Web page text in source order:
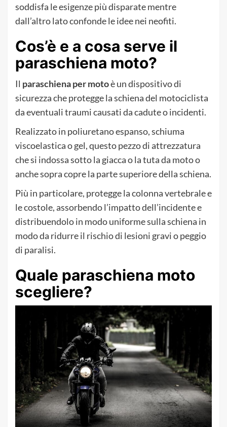
soddisfa le esigenze più disparate mentre
dall’altro lato confonde le idee nei neofiti.
Cos’è e a cosa serve il
paraschiena moto?
Il paraschiena per motoè un dispositivo di
sicurezza che protegge la schiena del motociclista
da eventuali traumi causati da cadute o incidenti.
Realizzato in poliuretano espanso, schiuma
viscoelastica o gel, questo pezzo di attrezzatura
che si indossa sotto la giacca o la tuta da moto o
anche sopra copre la parte superiore della schiena.
Più in particolare, protegge la colonna vertebrale e
le costole, assorbendo l’impatto dell’incidente e
distribuendolo in modo uniforme sulla schiena in
modo da ridurre il rischio di lesioni gravi o peggio
di paralisi.
Quale paraschiena moto
scegliere?